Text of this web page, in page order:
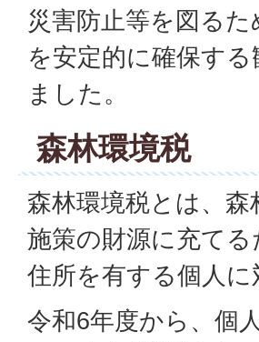
災害防止等を図る
を安定的に確保す
ました。
森林環境税
森林環境税とは、
施策の財源に充て
住所を有する個人
令和6年度から、個